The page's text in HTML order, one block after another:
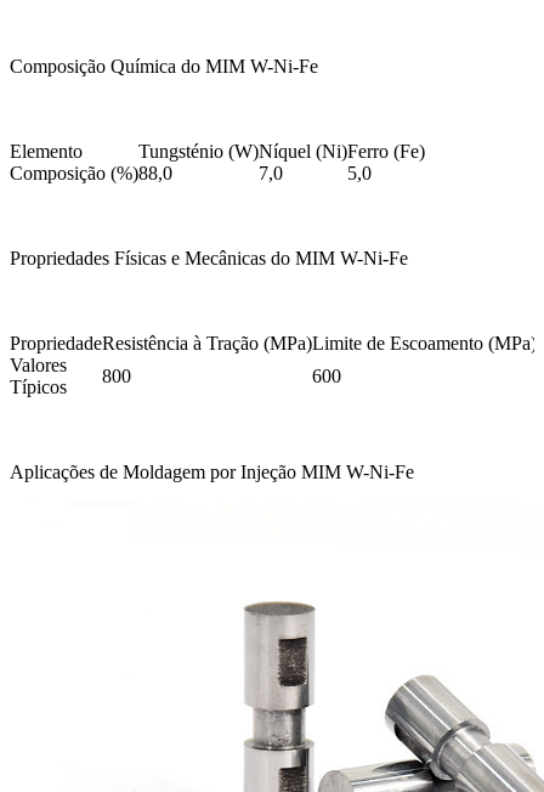
Composição Química do MIM W-Ni-Fe
Elemento Tungsténio (W)Níquel (Ni)Ferro (Fe)
Composição (%)88,0 7,0 5,0
Propriedades Físicas e Mecânicas do MIM W-Ni-Fe
PropriedadeResistência à Tração (MPa)Limite de Escoamento (MPa)
Valores
Típicos
800 600
Aplicações de Moldagem por Injeção MIM W-Ni-Fe